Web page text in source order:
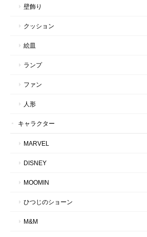
壁飾り
クッション
絵皿
ランプ
ファン
人形
キャラクター
MARVEL
DISNEY
MOOMIN
ひつじのショーン
M&M